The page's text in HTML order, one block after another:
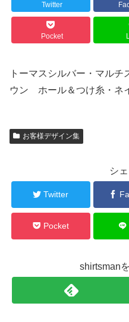
Twitter
Pocket
トーマスシルバー・マル
ウン ホール＆つけ糸・ネ
お客様デザイン集
シ
Twitter
Pocket
shirtsman